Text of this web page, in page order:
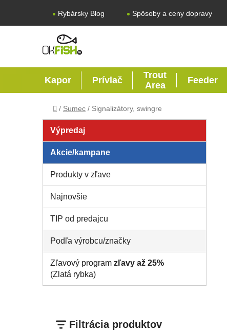
Rybársky Blog Spôsoby a ceny dopravy
Kapor Prívlač
Trout
Area
Feeder
Domov
/ Sumec / Signalizátory, swingre
Bočný panel
Výpredaj
Akcie/kampane
Produkty v zľave
Najnovšie
TIP od predajcu
Podľa výrobcu/značky
Zľavový program zľavy až 25%
(Zlatá rybka)
Filtrácia produktov